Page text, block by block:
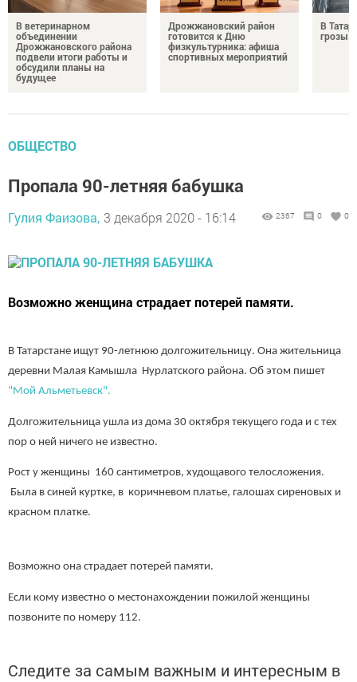
В ветеринарном
объединении
Дрожжановского района
подвели итоги работы и
обсудили планы на
будущее
Дрожжановский район
готовится к Дню
физкультурника: афиша
спортивных мероприятий
В
грозы
ОБЩЕСТВО
Пропала 90-летняя бабушка
Гулия Фаизова, 3 декабря 2020 - 16:14 2367 0 0
Возможно женщина страдает потерей памяти.
В Татарстане ищут 90-летнюю долгожительницу. Она жительница
деревни Малая Камышла Нурлатского района. Об этом пишет
"Мой Альметьевск".
Долгожительница ушла из дома 30 октября текущего года и с тех
пор о ней ничего не известно.
Рост у женщины 160 сантиметров, худощавого телосложения.
Была в синей куртке, в коричневом платье, галошах сиреновых и
красном платке.
Возможно она страдает потерей памяти.
Если кому известно о местонахождении пожилой женщины
позвоните по номеру 112.
Следите за самым важным и интересным в